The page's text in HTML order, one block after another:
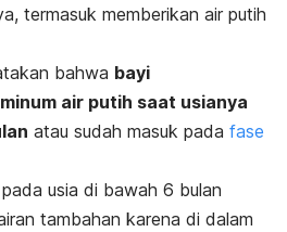
termasuk memberikan air putih
bahwa bayi
air putih saat usianya
atau sudah masuk pada fase
usia di bawah 6 bulan
tambahan karena di dalam